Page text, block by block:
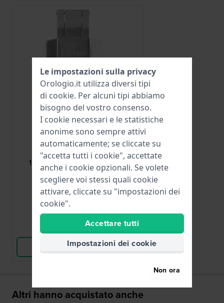
Lotus
CI05362
15395 Fibbia a farfalla in acciaio
inossidabile da 16 mm
25,00 €
● Disponibile
Confronta
Vedi i prodotti
Altri hanno acquistato anche
Le impostazioni sulla privacy
Orologio.it utilizza diversi tipi
di cookie. Per alcuni tipi abbiamo
bisogno del vostro consenso.
I cookie necessari e le statistiche
anonime sono sempre attivi
automaticamente; se cliccate su
"accetta tutti i cookie", accettate
anche i cookie opzionali. Se volete
scegliere voi stessi quali cookie
attivare, cliccate su "impostazioni dei
cookie".
Accettare tutti
Impostazioni dei cookie
Non ora